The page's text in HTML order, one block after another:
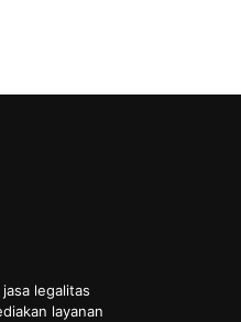
legalitas
layanan